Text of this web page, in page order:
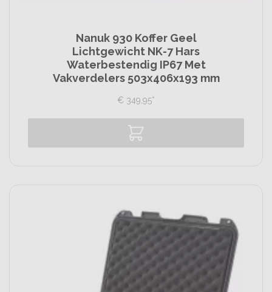
Nanuk 930 Koffer Geel
Lichtgewicht NK-7 Hars
Waterbestendig IP67 Met
Vakverdelers 503x406x193 mm
€ 349, 95*